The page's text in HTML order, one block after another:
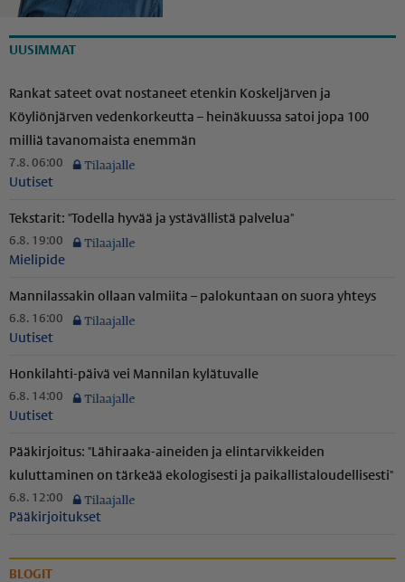
UUSIMMAT
Rankat sateet ovat nostaneet etenkin Koskeljärven ja
Köyliönjärven vedenkorkeutta – heinäkuussa satoi jopa 100
milliä tavanomaista enemmän
7.8. 06:00
Uutiset
Tekstarit: "Todella hyvää ja ystävällistä palvelua"
6.8. 19:00
Mielipide
Mannilassakin ollaan valmiita – palokuntaan on suora yhteys
6.8. 16:00
Uutiset
Honkilahti-päivä vei Mannilan kylätuvalle
6.8. 14:00
Uutiset
Pääkirjoitus: "Lähiraaka-aineiden ja elintarvikkeiden
kuluttaminen on tärkeää ekologisesti ja paikal­lis­ta­lou­del­li­sesti"
6.8. 12:00
Pääkirjoitukset
BLOGIT